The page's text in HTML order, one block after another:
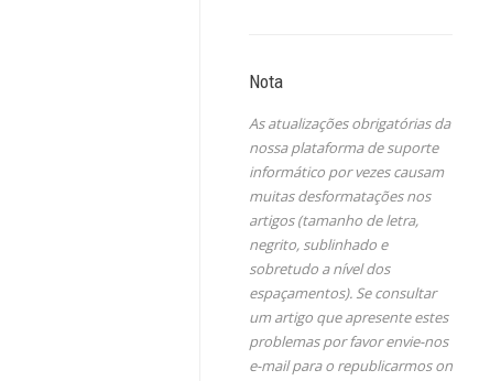
Nota
As atualizações obrigatórias da
nossa plataforma de suporte
informático por vezes causam
muitas desformatações nos
artigos (tamanho de letra,
negrito, sublinhado e
sobretudo a nível dos
espaçamentos). Se consultar
um artigo que apresente estes
problemas por favor envie-nos
e-mail para o republicarmos on